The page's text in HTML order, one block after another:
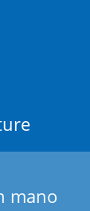
mano